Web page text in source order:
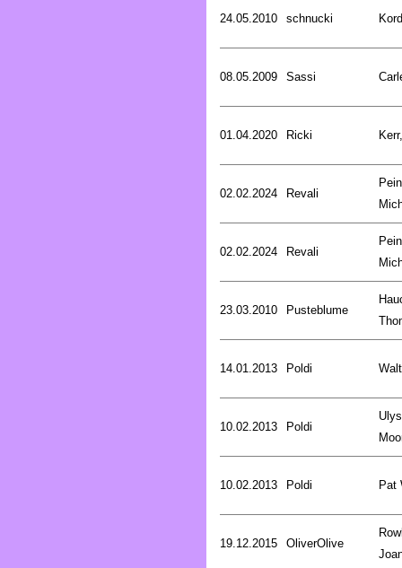
24.05.2010 schnucki
08.05.2009 Sassi
01.04.2020 Ricki
02.02.2024 Revali
02.02.2024 Revali
23.03.2010 Pusteblume
14.01.2013 Poldi
10.02.2013 Poldi
10.02.2013 Poldi Pat
19.12.2015 OliverOlive